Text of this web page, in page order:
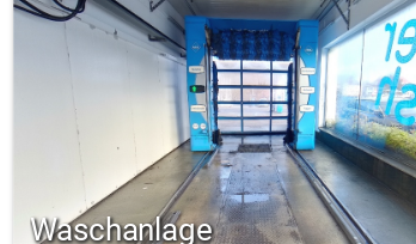
Waschanlage